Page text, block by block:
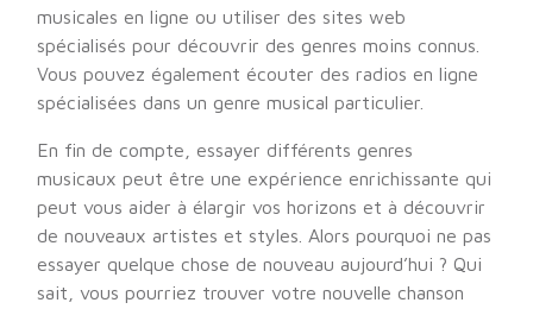
musicales en ligne ou utiliser des sites web
spécialisés pour découvrir des genres moins connus.
Vous pouvez également écouter des radios en ligne
spécialisées dans un genre musical particulier.
En fin de compte, essayer différents genres
musicaux peut être une expérience enrichissante qui
peut vous aider à élargir vos horizons et à découvrir
de nouveaux artistes et styles. Alors pourquoi ne pas
essayer quelque chose de nouveau aujourd’hui ? Qui
sait, vous pourriez trouver votre nouvelle chanson